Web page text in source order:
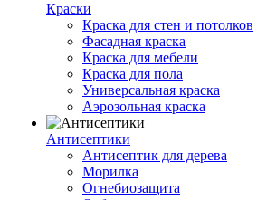
Краски
Краска для стен и потолков
Фасадная краска
Краска для мебели
Краска для пола
Универсальная краска
Аэрозольная краска
Антисептики
Антисептик для дерева
Морилка
Огнебиозащита